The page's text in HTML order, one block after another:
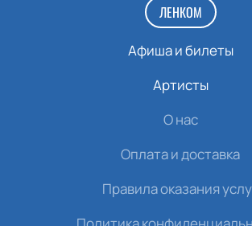
ЛЕНКОМ
Афиша и билеты
Артисты
О нас
Оплата и доставка
Правила оказания